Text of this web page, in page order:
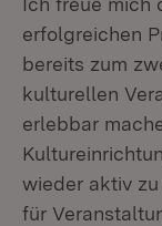
erfolgreichen
bereits zum
kulturellen
erlebbar
wieder aktiv
für